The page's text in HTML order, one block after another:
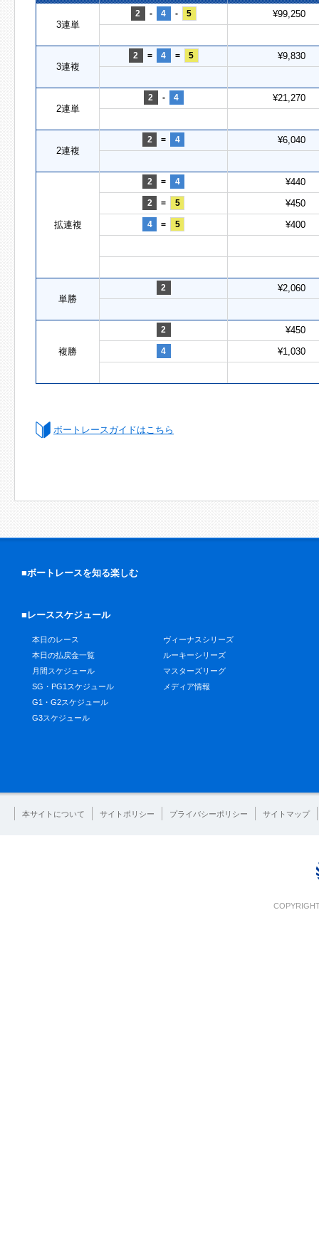
3連単
2 - 4 - 5 ¥99,250
3連複
2 = 4 = 5 ¥9,830
2連単
2 - 4 ¥21,270
2連複
2 = 4 ¥6,040
拡連複
2 = 4 ¥440
2 = 5 ¥450
4 = 5 ¥400
単勝
2 ¥2,060
複勝
2 ¥450
4 ¥1,030
ボートレースガイドはこちら
■ボートレースを知る楽しむ
■レーススケジュール
本日のレース
本日の払戻金一覧
月間スケジュール
SG・PG1スケジュール
G1・G2スケジュール
G3スケジュール
ヴィーナスシリーズ
ルーキーシリーズ
マスターズリーグ
メディア情報
本サイトについて サイトポリシー プライバシーポリシー サイトマップ